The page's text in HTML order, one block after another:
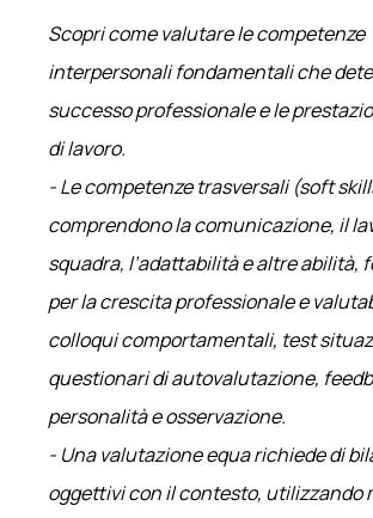
Scopri come valutare le competenze
interpersonali fondamentali che
successo professionale e le
di lavoro.
- Le competenze trasversali (soft
comprendono la comunicazione, il
squadra, l’adattabilità e altre abilità,
per la crescita professionale e
colloqui comportamentali, test
questionari di autovalutazione,
personalità e osservazione.
- Una valutazione equa richiede di
oggettivi con il contesto, utilizzando